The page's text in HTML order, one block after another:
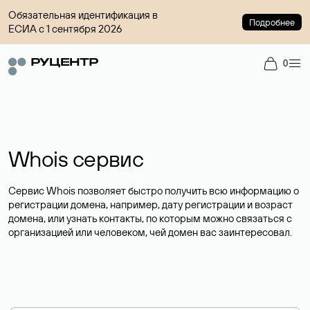
Обязательная идентификация в
ЕСИА с 1 сентября 2026
Подробнее
0
Whois сервис
Сервис Whois позволяет быстро получить всю информацию о
регистрации домена, например, дату регистрации и возраст
домена, или узнать контакты, по которым можно связаться с
организацией или человеком, чей домен вас заинтересовал.